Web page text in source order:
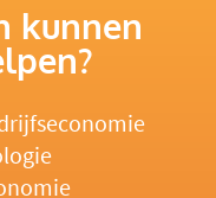
kunnen